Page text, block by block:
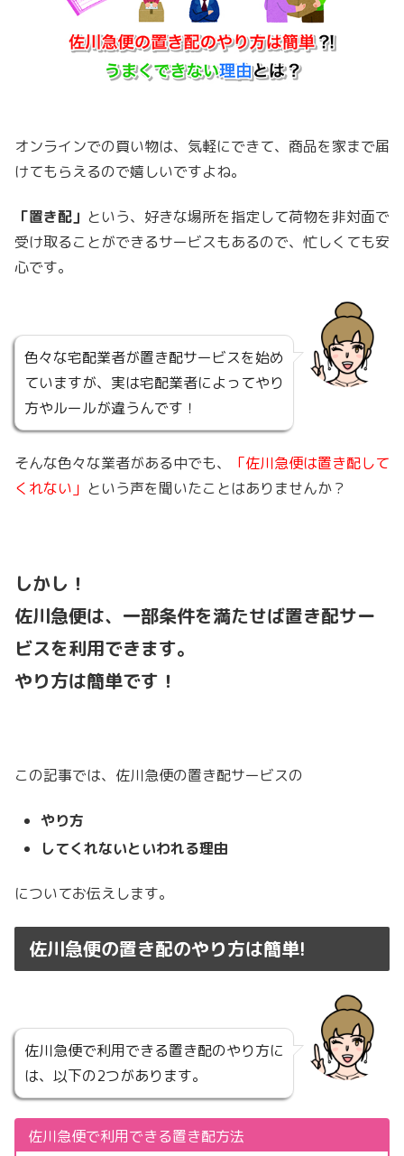
オンラインでの買い物は、気軽にできて、商品を家まで届
けてもらえるので嬉しいですよね。
「置き配」 という、好きな場所を指定して荷物を非対面で
受け取ることができるサービスもあるので、忙しくても安
心です。
色々な宅配業者が置き配サービスを始め
ていますが、実は宅配業者によってやり
方やルールが違うんです！
そんな色々な業者がある中でも、
「佐川急便は置き配して
くれない」 という声を聞いたことはありませんか？
しかし！
佐川急便は、一部条件を満たせば置き配サー
ビスを利用できます。
やり方は簡単です！
この記事では、佐川急便の置き配サービスの
やり方
してくれないといわれる理由
についてお伝えします。
佐川急便の置き配のやり方は簡単!
佐川急便で利用できる置き配のやり方に
は、以下の2つがあります。
佐川急便で利用できる置き配方法